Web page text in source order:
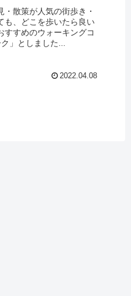
散策が人気の街歩き・
も、どこを歩いたら良い
すすめのウォーキングコ
」としました...
2022.04.08